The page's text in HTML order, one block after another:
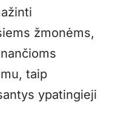
žmonėms,
taip
ypatingieji